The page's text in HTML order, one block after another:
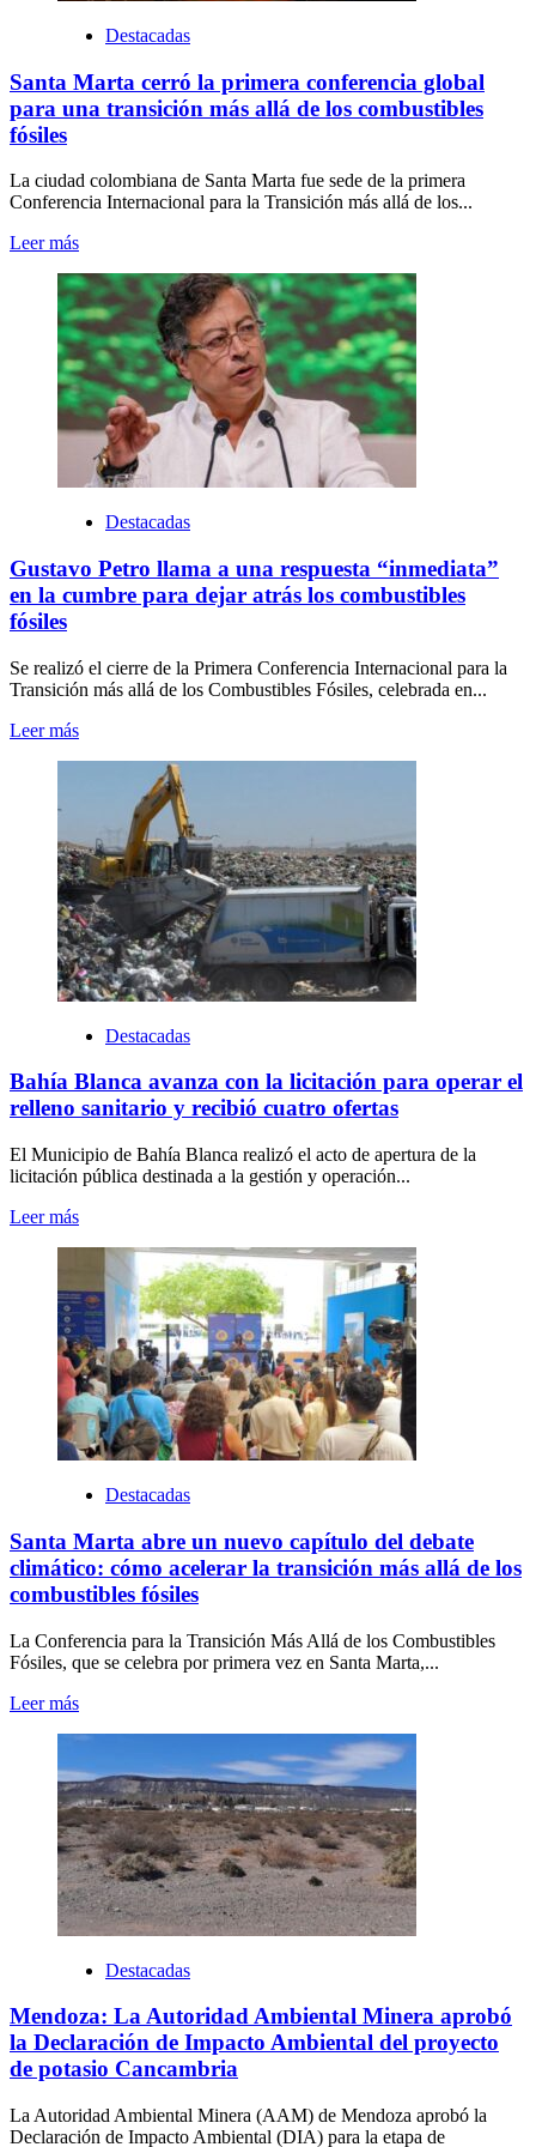
Destacadas
Santa Marta cerró la primera conferencia global
para una transición más allá de los combustibles
fósiles
La ciudad colombiana de Santa Marta fue sede de la primera
Conferencia Internacional para la Transición más allá de los...
Leer más
Destacadas
Gustavo Petro llama a una respuesta “inmediata”
en la cumbre para dejar atrás los combustibles
fósiles
Se realizó el cierre de la Primera Conferencia Internacional para la
Transición más allá de los Combustibles Fósiles, celebrada en...
Leer más
Destacadas
Bahía Blanca avanza con la licitación para operar el
relleno sanitario y recibió cuatro ofertas
El Municipio de Bahía Blanca realizó el acto de apertura de la
licitación pública destinada a la gestión y operación...
Leer más
Destacadas
Santa Marta abre un nuevo capítulo del debate
climático: cómo acelerar la transición más allá de los
combustibles fósiles
La Conferencia para la Transición Más Allá de los Combustibles
Fósiles, que se celebra por primera vez en Santa Marta,...
Leer más
Destacadas
Mendoza: La Autoridad Ambiental Minera aprobó
la Declaración de Impacto Ambiental del proyecto
de potasio Cancambria
La Autoridad Ambiental Minera (AAM) de Mendoza aprobó la
Declaración de Impacto Ambiental (DIA) para la etapa de